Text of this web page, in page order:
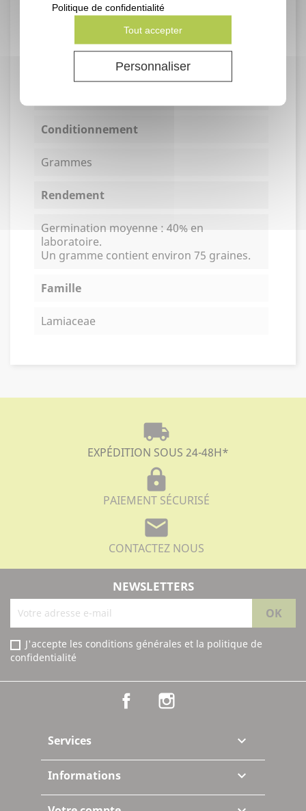
Tout accepter
Personnaliser
Politique de confidentialité
Conditionnement
Grammes
Rendement
Germination moyenne : 40% en
laboratoire.
Un gramme contient environ 75 graines.
Famille
Lamiaceae
local_shipping
EXPÉDITION SOUS 24-48H*
lock
PAIEMENT SÉCURISÉ
mail
CONTACTEZ NOUS
NEWSLETTERS
J'accepte les conditions générales et la politique de
confidentialité
Facebook
Services 
Informations 